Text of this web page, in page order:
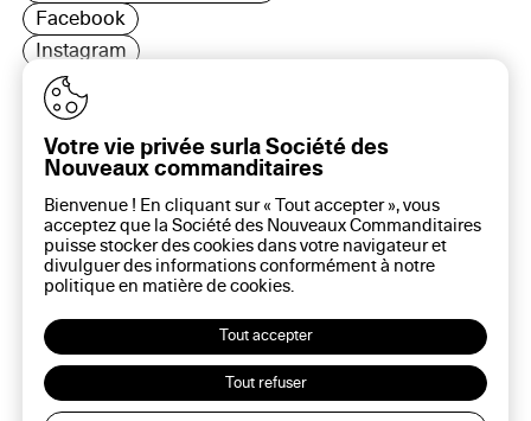
Facebook
Instagram
LinkedIn
16 rue Rambuteau, 75003 Paris
Plan du site
Aide sur ce site
Gestion des cookies
Politique des cookies
Politique de confidentialité
Mentions légales
Votre vie privée surla Société des
Nouveaux commanditaires
Bienvenue ! En cliquant sur « Tout accepter », vous
acceptez que la Société des Nouveaux Commanditaires
puisse stocker des cookies dans votre navigateur et
divulguer des informations conformément à notre
politique en matière decookies.
Tout accepter
Tout refuser